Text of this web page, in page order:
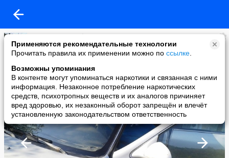
Применяются рекомендательные технологии
Прочитать правила их применении можно по ссылке
Возможны упоминания
В контенте могут упоминаться наркотики и связанная с ними
информация. Незаконное потребление наркотических
средств, психотропных веществ и их аналогов причиняет
вред здоровью, их незаконный оборот запрещён и влечёт
установленную законодательством ответственность
Светлана НФ only
added a photo
23 Sep в 18:33